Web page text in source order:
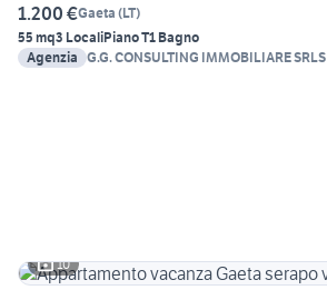
1.200 €Gaeta (LT)
55 mq3 LocaliPiano T1 Bagno
Agenzia G.G. CONSULTING IMMOBILIARE SRLS
10